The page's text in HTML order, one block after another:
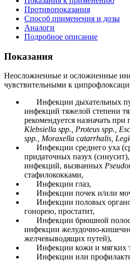
Противопоказания
Способ применения и дозы
Аналоги
Подробное описание
Показания
Неосложненные и осложненные
чувствительными к
Инфекции дыхательных
инфекций тяжелой степени
рекомендуется назначать
Klebsiella spp., Proteus spp.,
spp., Moraxella catarrhalis,
Инфекции среднего уха
придаточных пазух
инфекций, вызванных
стафилококками,
Инфекции глаз,
Инфекции почек и/или
Инфекции половых
гонорею, простатит,
Инфекции брюшной
инфекции желудочно-
желчевыводящих путей),
Инфекции кожи и мягких
Инфекции или